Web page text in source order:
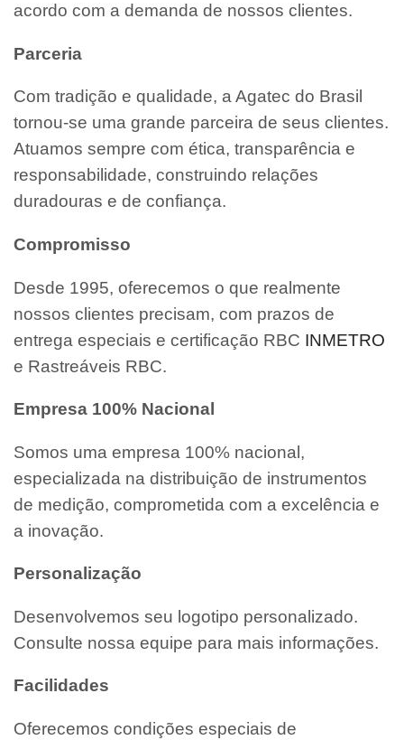
acordo com a demanda de nossos clientes.
Parceria
Com tradição e qualidade, a Agatec do Brasil
tornou-se uma grande parceira de seus clientes.
Atuamos sempre com ética, transparência e
responsabilidade, construindo relações
duradouras e de confiança.
Compromisso
Desde 1995, oferecemos o que realmente
nossos clientes precisam, com prazos de
entrega especiais e certificação RBC INMETRO
e Rastreáveis RBC.
Empresa 100% Nacional
Somos uma empresa 100% nacional,
especializada na distribuição de instrumentos
de medição, comprometida com a excelência e
a inovação.
Personalização
Desenvolvemos seu logotipo personalizado.
Consulte nossa equipe para mais informações.
Facilidades
Oferecemos condições especiais de